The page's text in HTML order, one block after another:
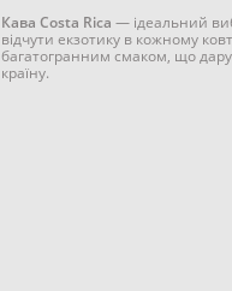
Кава Costa Rica — ідеальний
відчути екзотику в кожному
багатогранним смаком, що
країну.